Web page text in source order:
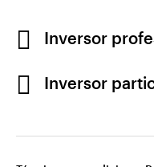
©2026 Invesco Ltd.
Inversor
Inversor